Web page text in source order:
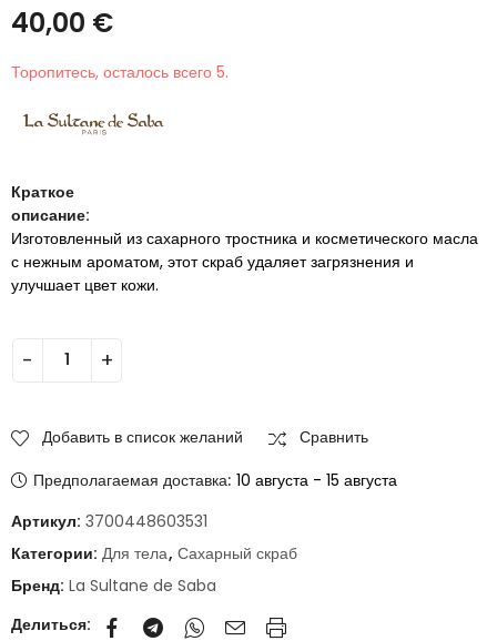
40,00 €
Торопитесь, осталось всего 5.
Краткое
описание:
Изготовленный из сахарного тростника и косметического масла
с нежным ароматом, этот скраб удаляет загрязнения и
улучшает цвет кожи.
Добавить в список желаний
Сравнить
Предполагаемая доставка: 10 августа - 15 августа
Артикул: 3700448603531
Категории: Для тела, Сахарный скраб
Бренд: La Sultane de Saba
Делиться: